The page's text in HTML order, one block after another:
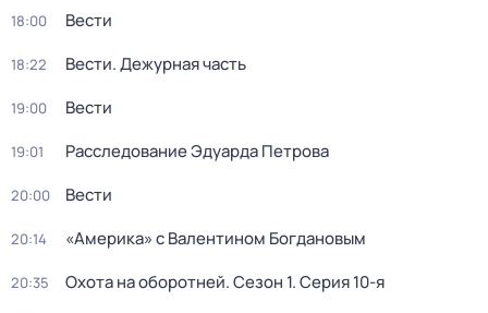
18:00 Вести
18:22 Вести. Дежурная часть
19:00 Вести
19:01 Расследование Эдуарда Петрова
20:00 Вести
20:14 «Америка» с Валентином Богдановым
20:35 Охота на оборотней. Сезон 1. Серия 10-я